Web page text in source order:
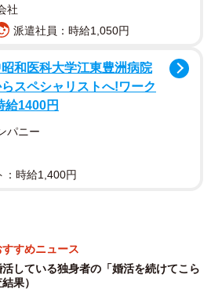
活中に感じる負荷」※提供画像
について質問したところ、「プロ
。また、婚活をやめた独身者でも
布しました。このことから、現在
活をやめた独身者の双方で、婚活
社
派遣社員：時給1,050円
和医科大学江東豊洲病院
スペシャリストへ!ワーク
給1400円
パニー
：時給1,400円
すすめニュース
活している独身者の「婚活を続けてこら
果）